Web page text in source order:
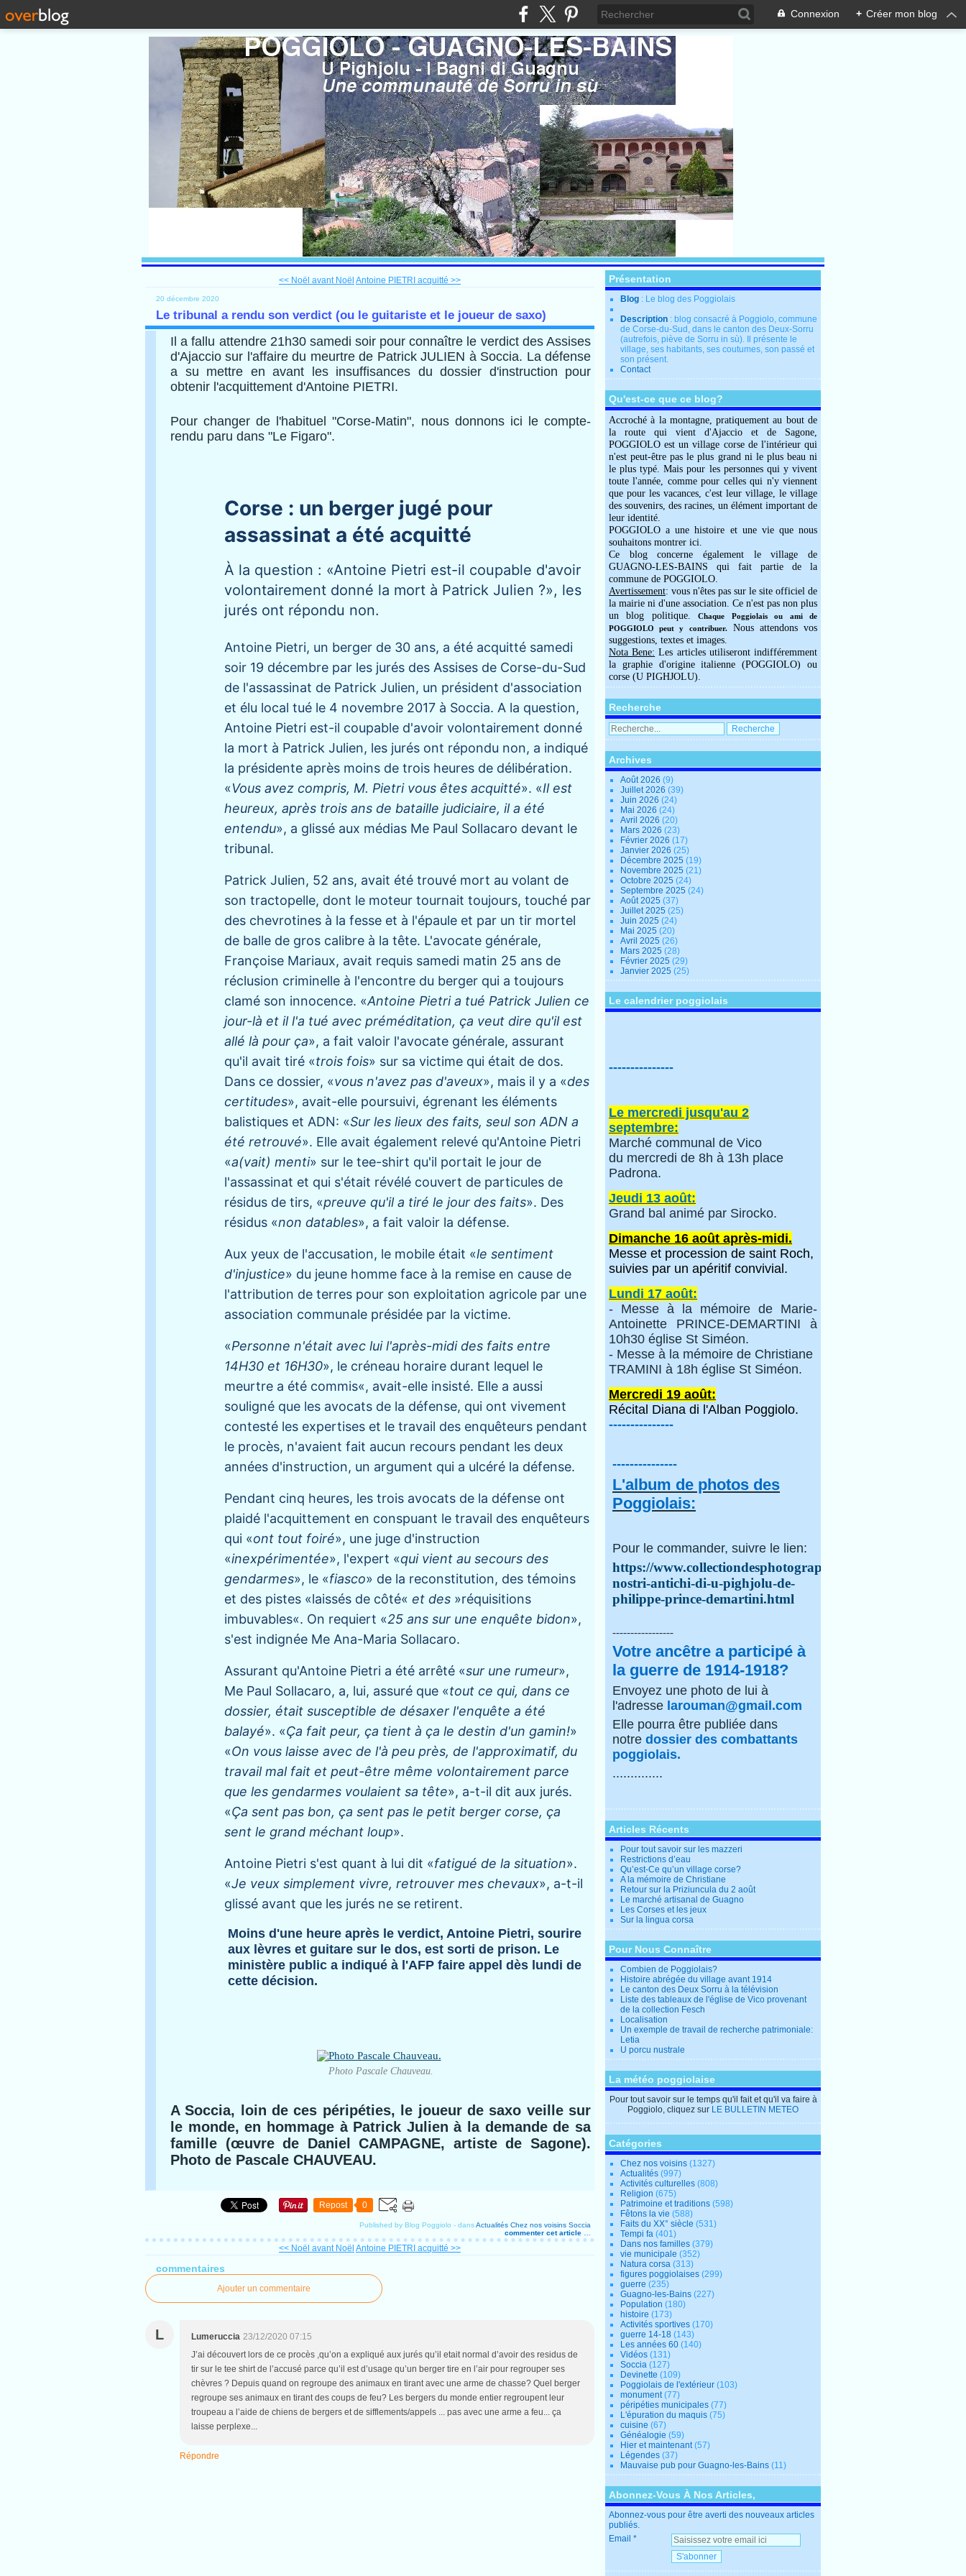
Connexion + Créer mon blog
<< Noël avant Noël Antoine PIETRI acquitté >>
20 décembre 2020
Le tribunal a rendu son verdict (ou le guitariste et le joueur de saxo)
Il a fallu attendre 21h30 samedi soir pour connaître le verdict des Assises
d'Ajaccio sur l'affaire du meurtre de Patrick JULIEN à Soccia. La défense
a su mettre en avant les insuffisances du dossier d'instruction pour
obtenir l'acquittement d'Antoine PIETRI.
Pour changer de l'habituel "Corse-Matin", nous donnons ici le compte-
rendu paru dans "Le Figaro".
Corse : un berger jugé pour
assassinat a été acquitté
À la question : «Antoine Pietri est-il coupable d'avoir
volontairement donné la mort à Patrick Julien ?», les
jurés ont répondu non.
Antoine Pietri, un berger de 30 ans, a été acquitté samedi
soir 19 décembre par les jurés des Assises de Corse-du-Sud
de l'assassinat de Patrick Julien, un président d'association
et élu local tué le 4 novembre 2017 à Soccia. A la question,
Antoine Pietri est-il coupable d'avoir volontairement donné
la mort à Patrick Julien, les jurés ont répondu non, a indiqué
la présidente après moins de trois heures de délibération.
«Vous avez compris, M. Pietri vous êtes acquitté». «Il est
heureux, après trois ans de bataille judiciaire, il a été
entendu», a glissé aux médias Me Paul Sollacaro devant le
tribunal.
Patrick Julien, 52 ans, avait été trouvé mort au volant de
son tractopelle, dont le moteur tournait toujours, touché par
des chevrotines à la fesse et à l'épaule et par un tir mortel
de balle de gros calibre à la tête. L'avocate générale,
Françoise Mariaux, avait requis samedi matin 25 ans de
réclusion criminelle à l'encontre du berger qui a toujours
clamé son innocence. «Antoine Pietri a tué Patrick Julien ce
jour-là et il l'a tué avec préméditation, ça veut dire qu'il est
allé là pour ça», a fait valoir l'avocate générale, assurant
qu'il avait tiré «trois fois» sur sa victime qui était de dos.
Dans ce dossier, «vous n'avez pas d'aveux», mais il y a «des
certitudes», avait-elle poursuivi, égrenant les éléments
balistiques et ADN: «Sur les lieux des faits, seul son ADN a
été retrouvé». Elle avait également relevé qu'Antoine Pietri
«a(vait) menti» sur le tee-shirt qu'il portait le jour de
l'assassinat et qui s'était révélé couvert de particules de
résidus de tirs, «preuve qu'il a tiré le jour des faits». Des
résidus «non datables», a fait valoir la défense.
Aux yeux de l'accusation, le mobile était «le sentiment
d'injustice» du jeune homme face à la remise en cause de
l'attribution de terres pour son exploitation agricole par une
association communale présidée par la victime.
«Personne n'était avec lui l'après-midi des faits entre
14H30 et 16H30», le créneau horaire durant lequel le
meurtre a été commis«, avait-elle insisté. Elle a aussi
souligné que les avocats de la défense, qui ont vivement
contesté les expertises et le travail des enquêteurs pendant
le procès, n'avaient fait aucun recours pendant les deux
années d'instruction, un argument qui a ulcéré la défense.
Pendant cinq heures, les trois avocats de la défense ont
plaidé l'acquittement en conspuant le travail des enquêteurs
qui «ont tout foiré», une juge d'instruction
«inexpérimentée», l'expert «qui vient au secours des
gendarmes», le «fiasco» de la reconstitution, des témoins
et des pistes «laissés de côté« et des »réquisitions
imbuvables«. On requiert «25 ans sur une enquête bidon»,
s'est indignée Me Ana-Maria Sollacaro.
Assurant qu'Antoine Pietri a été arrêté «sur une rumeur»,
Me Paul Sollacaro, a, lui, assuré que «tout ce qui, dans ce
dossier, était susceptible de désaxer l'enquête a été
balayé». «Ça fait peur, ça tient à ça le destin d'un gamin!»
«On vous laisse avec de l'à peu près, de l'approximatif, du
travail mal fait et peut-être même volontairement parce
que les gendarmes voulaient sa tête», a-t-il dit aux jurés.
«Ça sent pas bon, ça sent pas le petit berger corse, ça
sent le grand méchant loup».
Antoine Pietri s'est quant à lui dit «fatigué de la situation».
«Je veux simplement vivre, retrouver mes chevaux», a-t-il
glissé avant que les jurés ne se retirent.
Moins d'une heure après le verdict, Antoine Pietri, sourire
aux lèvres et guitare sur le dos, est sorti de prison. Le
ministère public a indiqué à l'AFP faire appel dès lundi de
cette décision.
Photo Pascale Chauveau.
A Soccia, loin de ces péripéties, le joueur de saxo veille sur
le monde, en hommage à Patrick Julien à la demande de sa
famille (œuvre de Daniel CAMPAGNE, artiste de Sagone).
Photo de Pascale CHAUVEAU.
Repost 0
Published by Blog Poggiolo - dansActualités Chez nos voisins Soccia
commenter cet article
<< Noël avant Noël Antoine PIETRI acquitté >>
commentaires
Ajouter un commentaire
L Lumeruccia 23/12/2020 07:15
J’ai découvert lors de ce procès ,qu’on a expliqué aux jurés qu’il etait normal d’avoir des residus de
tir sur le tee shirt de l’accusé parce qu’il est d’usage qu’un berger tire en l’air pour regrouper ses
chèvres ? Depuis quand on regroupe des animaux en tirant avec une arme de chasse? Quel berger
regroupe ses animaux en tirant des coups de feu? Les bergers du monde entier regroupent leur
troupeau a l’aide de chiens de bergers et de sifflements/appels ... pas avec une arme a feu... ça
laisse perplexe...
Répondre
Présentation
Blog : Le blog des Poggiolais
Description : blog consacré à Poggiolo, commune
de Corse-du-Sud, dans le canton des Deux-Sorru
(autrefois, piève de Sorru in sù). Il présente le
village, ses habitants, ses coutumes, son passé et
son présent.
Contact
Qu'est-ce que ce blog?
Accroché à la montagne, pratiquement au bout de
la route qui vient d'Ajaccio et de Sagone,
POGGIOLO est un village corse de l'intérieur qui
n'est peut-être pas le plus grand ni le plus beau ni
le plus typé. Mais pour les personnes qui y vivent
toute l'année, comme pour celles qui n'y viennent
que pour les vacances, c'est leur village, le village
des souvenirs, des racines, un élément important de
leur identité.
POGGIOLO a une histoire et une vie que nous
souhaitons montrer ici.
Ce blog concerne également le village de
GUAGNO-LES-BAINS qui fait partie de la
commune de POGGIOLO.
Avertissement: vous n'êtes pas sur le site officiel de
la mairie ni d'une association. Ce n'est pas non plus
un blog politique.Chaque Poggiolais ou ami de
POGGIOLO peut y contribuer.Nous attendons vos
suggestions, textes et images.
Nota Bene: Les articles utiliseront indifféremment
la graphie d'origine italienne (POGGIOLO) ou
corse (U PIGHJOLU).
Recherche
Archives
Août 2026 (9)
Juillet 2026 (39)
Juin 2026 (24)
Mai 2026 (24)
Avril 2026 (20)
Mars 2026 (23)
Février 2026 (17)
Janvier 2026 (25)
Décembre 2025 (19)
Novembre 2025 (21)
Octobre 2025 (24)
Septembre 2025 (24)
Août 2025 (37)
Juillet 2025 (25)
Juin 2025 (24)
Mai 2025 (20)
Avril 2025 (26)
Mars 2025 (28)
Février 2025 (29)
Janvier 2025 (25)
Le calendrier poggiolais
---------------
Le mercredi jusqu'au 2
septembre:
Marché communal de Vico
du mercredi de 8h à 13h place
Padrona.
Jeudi 13 août:
Grand bal animé par Sirocko.
Dimanche 16 août après-midi.
Messe et procession de saint Roch,
suivies par un apéritif convivial.
Lundi 17 août:
- Messe à la mémoire de Marie-
Antoinette PRINCE-DEMARTINI à
10h30 église St Siméon.
- Messe à la mémoire de Christiane
TRAMINI à 18h église St Siméon.
Mercredi 19 août:
Récital Diana di l'Alban Poggiolo.
---------------
---------------
L'album de photos des
Poggiolais:
Pour le commander, suivre le lien:
https://www.collectiondesphotographes.com/i-
nostri-antichi-di-u-pighjolu-de-
philippe-prince-demartini.html
-----------------
Votre ancêtre a participé à
la guerre de 1914-1918?
Envoyez une photo de lui à
l'adresse larouman@gmail.com
Elle pourra être publiée dans
notre dossier des combattants
poggiolais.
..............
Articles Récents
Pour tout savoir sur les mazzeri
Restrictions d’eau
Qu’est-Ce qu’un village corse?
A la mémoire de Christiane
Retour sur la Priziuncula du 2 août
Le marché artisanal de Guagno
Les Corses et les jeux
Sur la lingua corsa
Pour Nous Connaître
Combien de Poggiolais?
Histoire abrégée du village avant 1914
Le canton des Deux Sorru à la télévision
Liste des tableaux de l'église de Vico provenant
de la collection Fesch
Localisation
Un exemple de travail de recherche patrimoniale:
Letia
U porcu nustrale
La météo poggiolaise
Pour tout savoir sur le temps qu'il fait et qu'il va faire à
Poggiolo, cliquez sur LE BULLETIN METEO
Catégories
Chez nos voisins (1327)
Actualités (997)
Activités culturelles (808)
Religion (675)
Patrimoine et traditions (598)
Fêtons la vie (588)
Faits du XX° siècle (531)
Tempi fa (401)
Dans nos familles (379)
vie municipale (352)
Natura corsa (313)
figures poggiolaises (299)
guerre (235)
Guagno-les-Bains (227)
Population (180)
histoire (173)
Activités sportives (170)
guerre 14-18 (143)
Les années 60 (140)
Vidéos (131)
Soccia (127)
Devinette (109)
Poggiolais de l'extérieur (103)
monument(77)
péripéties municipales (77)
L'épuration du maquis (75)
cuisine (67)
Généalogie (59)
Hier et maintenant(57)
Légendes (37)
Mauvaise pub pour Guagno-les-Bains (11)
Abonnez-Vous À Nos Articles,
Abonnez-vous pour être averti des nouveaux articles
publiés.
Email